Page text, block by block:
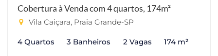
Cobertura à Venda com 4 quartos, 174m²
Vila Caiçara, Praia Grande-SP
4 Quartos 3 Banheiros 2 Vagas 174 m²